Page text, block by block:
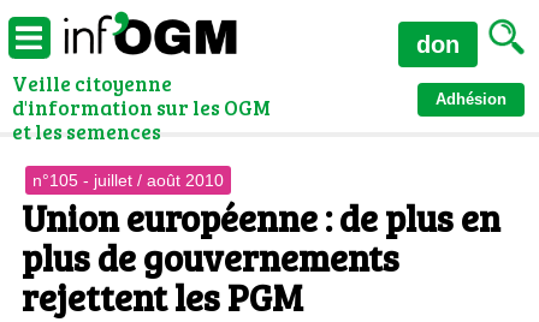
Veille citoyenne
d'information sur les OGM
et les semences
Adhésion
don
n°105 - juillet / août 2010
Union européenne : de plus en
plus de gouvernements
rejettent les PGM